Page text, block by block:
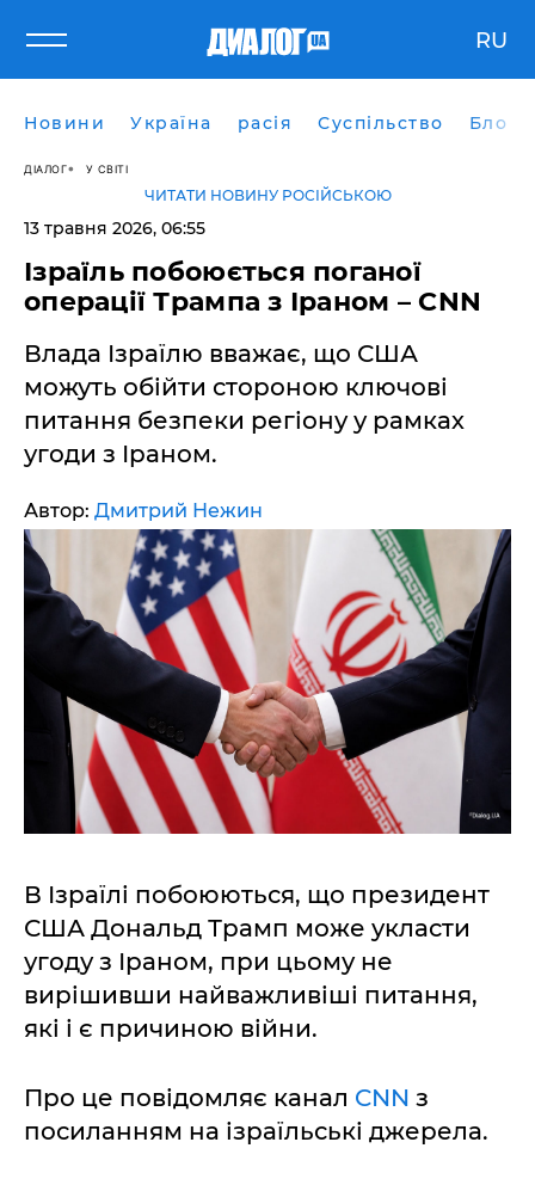
RU
Новини Україна расія Суспільство Блоги
ДІАЛОГ У СВІТІ
ЧИТАТИ НОВИНУ РОСІЙСЬКОЮ
13 травня 2026, 06:55
Ізраїль побоюється поганої
операції Трампа з Іраном – CNN
Влада Ізраїлю вважає, що США
можуть обійти стороною ключові
питання безпеки регіону у рамках
угоди з Іраном.
Автор: Дмитрий Нежин
В Ізраїлі побоюються, що президент
США Дональд Трамп може укласти
угоду з Іраном, при цьому не
вирішивши найважливіші питання,
які і є причиною війни.
Про це повідомляє канал CNN з
посиланням на ізраїльські джерела.